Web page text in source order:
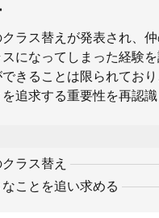
ラス替えが発表され、
になってしまった経験
きることは限られてお
追求する重要性を再認識
ラス替え
ことを追い求める